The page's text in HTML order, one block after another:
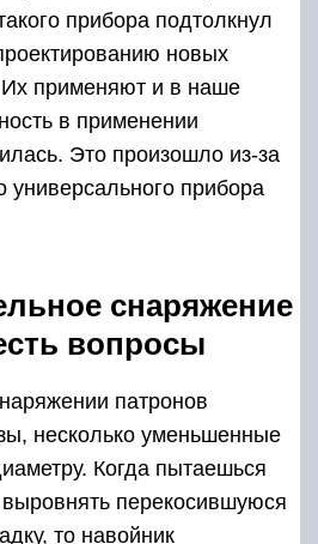
прибора подтолкнул
новых
Их применяют и в наше
в применении
Это произошло из-за
универсального прибора
снаряжение
вопросы
патронов
несколько уменьшенные
Когда пытаешься
перекосившуюся
то навойник